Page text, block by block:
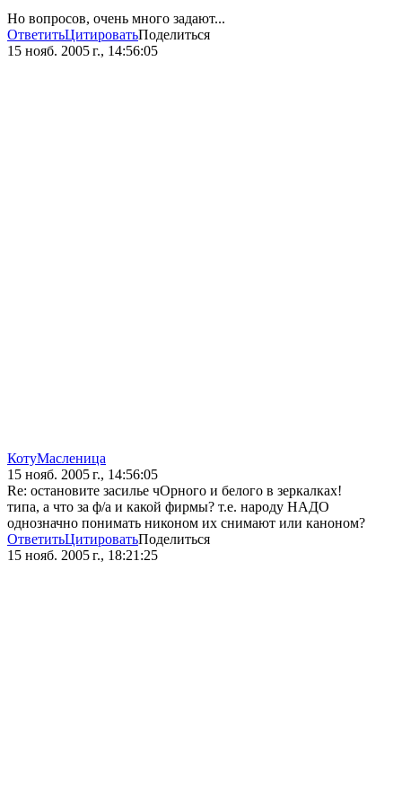
Но вопросов, очень много задают...
ОтветитьЦитироватьПоделиться
15 нояб. 2005 г., 14:56:05
КотуМасленица
15 нояб. 2005 г., 14:56:05
Re: остановите засилье чОрного и белого в зеркалках!
типа, а что за ф/а и какой фирмы? т.е. народу НАДО
однозначно понимать никоном их снимают или каноном?
ОтветитьЦитироватьПоделиться
15 нояб. 2005 г., 18:21:25